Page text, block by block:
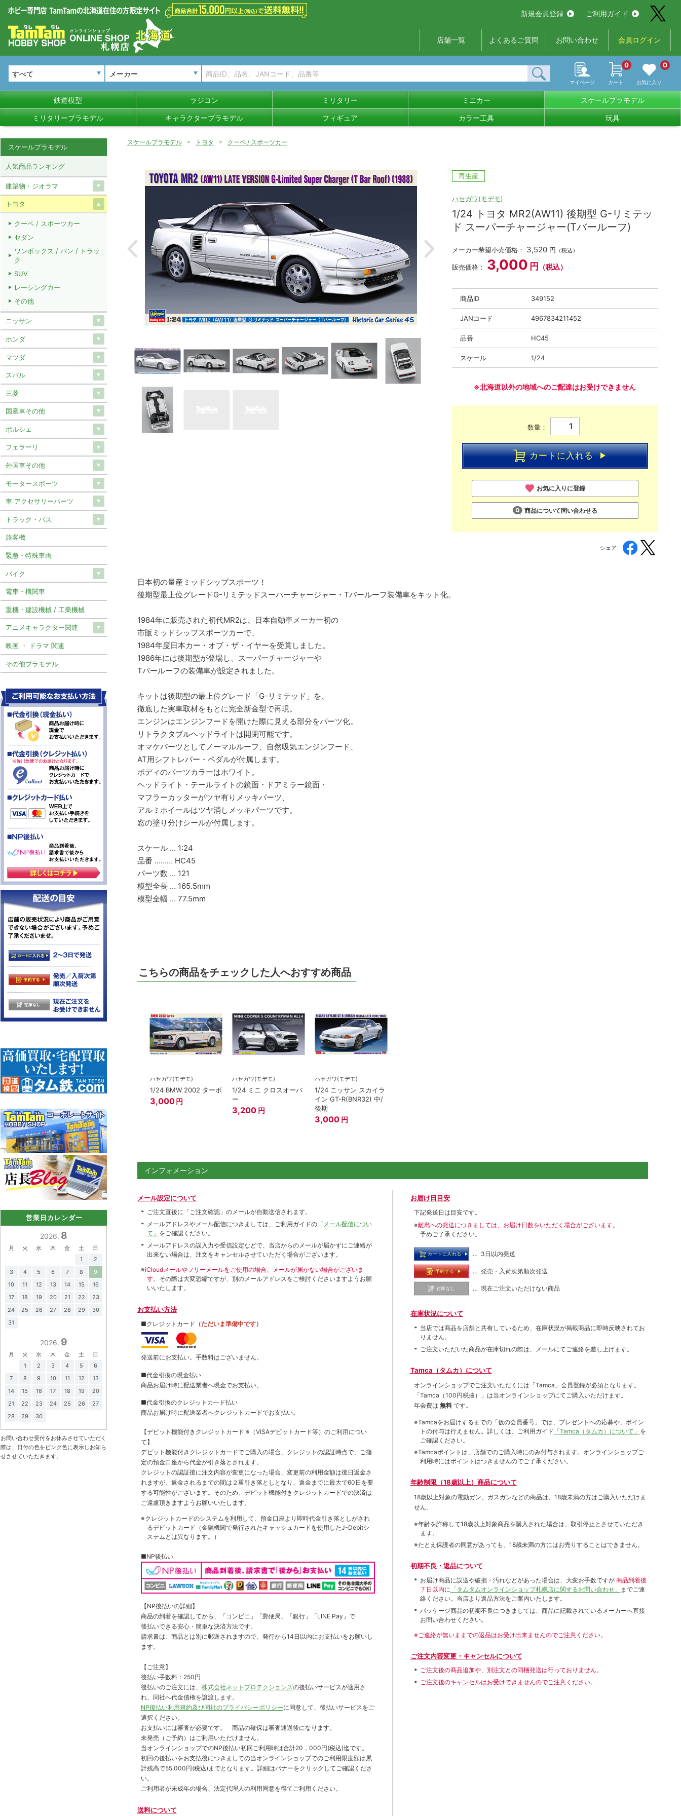
新規会員登録 ご利用ガイド
店舗一覧 よくあるご質問 お問い合わせ 会員ログイン
メーカー
マイページ カート
0
お気に入り
0
鉄道模型 ラジコン ミリタリー ミニカー スケールプラモデル
ミリタリープラモデル キャラクタープラモデル フィギュア カラー工具 玩具
スケールプラモデル トヨタ クーペ / スポーツカー
再生産
ハセガワ(モデモ)
1/24 トヨタ MR2(AW11) 後期型 G-リミテッ
ド スーパーチャージャー(Tバールーフ)
メーカー希望小売価格： 3,520 円 （税込）
販売価格： 3,000 円 （税込）
商品ID 349152
JANコード 4967834211452
品番 HC45
スケール 1/24
※北海道以外の地域へのご配達はお受けできません
数量：
カートに入れる
お気に入りに登録
商品について問い合わせる
シェア
日本初の量産ミッドシップスポーツ！
後期型最上位グレードG-リミテッドスーパーチャージャー・Tバールーフ装備車をキット化。
1984年に販売された初代MR2は、日本自動車メーカー初の
市販ミッドシップスポーツカーで、
1984年度日本カー・オブ・ザ・イヤーを受賞しました。
1986年には後期型が登場し、スーパーチャージャーや
Tバールーフの装備車が設定されました。
キットは後期型の最上位グレード「G-リミテッド」を、
徹底した実車取材をもとに完全新金型で再現。
エンジンはエンジンフードを開けた際に見える部分をパーツ化。
リトラクタブルヘッドライトは開閉可能です。
オマケパーツとしてノーマルルーフ、自然吸気エンジンフード、
AT用シフトレバー・ペダルが付属します。
ボディのパーツカラーはホワイト。
ヘッドライト・テールライトの鏡面・ドアミラー鏡面・
マフラーカッターがツヤ有りメッキパーツ、
アルミホイールはツヤ消しメッキパーツです。
窓の塗り分けシールが付属します。
スケール … 1:24
品番 ……… HC45
パーツ数 … 121
模型全長 … 165.5mm
模型全幅 … 77.5mm
こちらの商品をチェックした人へおすすめ商品
ハセガワ(モデモ)
1/24 BMW 2002 ターボ
3,000 円
ハセガワ(モデモ)
1/24 ミニ クロスオーバ
ー
3,200 円
ハセガワ(モデモ)
1/24 ニッサン スカイラ
イン GT-R(BNR32) 中/
後期
3,000 円
インフォメーション
メール設定について
ご注文直後に「ご注文確認」のメールが自動送信されます。
メールアドレスやメール配信につきましては、ご利用ガイドの「メール配信につい
て」 をご確認ください。
メールアドレスの誤入力や受信設定などで、当店からのメールが届かずにご連絡が
出来ない場合は、注文をキャンセルさせていただく場合がございます。
※iCloudメールやフリーメールをご使用の場合、メールが届かない場合がございま
す。 その際は大変恐縮ですが、別のメールアドレスをご検討くださいますようお願
いいたします。
お支払い方法
■クレジットカード （ただいま準備中です）
発送前にお支払い。手数料はございません。
■代金引換の現金払い
商品お届け時に配送業者へ現金でお支払い。
■代金引換のクレジットカ―ド払い
商品お届け時に配送業者へクレジットカードでお支払い。
【デビット機能付きクレジットカード ※（VISAデビットカード等） のご利用につい
て】
デビット機能付きクレジットカードでご購入の場合、クレジットの認証時点で、ご指
定の預金口座から代金が引き落とされます。
クレジットの認証後に注文内容が変更になった場合、変更前の利用金額は後日返金さ
れますが、返金されるまでの間は２重引き落としとなり、返金までに最大で60日を要
する可能性がございます。そのため、デビット機能付きクレジットカードでの決済は
ご遠慮頂きますようお願いいたします。
※クレジットカードのシステムを利用して、預金口座より即時代金引き落としがされ
るデビットカード（金融機関で発行されたキャッシュカードを使用したJ-Debitシ
ステムとは異なります。）
■NP後払い
【NP後払いの詳細】
商品の到着を確認してから、「コンビニ」「郵便局」「銀行」「LINE Pay」で
後払いできる安心・簡単な決済方法です。
請求書は、商品とは別に郵送されますので、発行から14日以内にお支払いをお願いし
ます。
【ご注意】
後払い手数料：250円
後払いのご注文には、 株式会社ネットプロテクションズの後払いサービスが適用さ
れ、同社へ代金債権を譲渡します。
NP後払い利用規約及び同社のプライバシーポリシーに同意して、後払いサービスをご
選択ください。
お支払いには審査が必要です。 商品の確保は審査通過後になります。
未発売（ご予約）はご利用いただけません。
当オンラインショップでのNP後払い初回ご利用時は合計20，000円(税込)迄です。
初回の後払いをお支払後につきましての当オンラインショップでのご利用限度額は累
計残高で55,000円(税込)までとなります。詳細はバナーをクリックしてご確認くださ
い。
ご利用者が未成年の場合、法定代理人の利用同意を得てご利用ください。
送料について
お届け日目安
下記発送日は目安です。
※離島への発送につきましては、お届け日数をいただく場合がございます。
予めご了承ください。
カートに入れる … 3日以内発送
予約する … 発売・入荷次第順次発送
在庫なし … 現在ご注文いただけない商品
在庫状況について
当店では商品を店舗と共有しているため、在庫状況が掲載商品に即時反映されてお
りません。
ご注文いただいた商品が在庫切れの際は、メールにてご連絡を差し上げます。
Tamca（タムカ）について
オンラインショップでご注⽂いただくには「Tamca」会員登録が必須となります。
「Tamca （100円税抜）
」は当オンラインショップにてご購⼊いただけます。
年会費は 無料 です。
※Tamcaをお届けするまでの「仮の会員番号」では、プレゼントへの応募や、ポイン
トの付与は⾏えません。詳しくは、ご利⽤ガイド 「Tamca（タムカ）について」 を
ご確認ください。
※Tamcaポイントは、店舗でのご購⼊時にのみ付与されます。オンラインショップご
利用時にはポイントはつきませんのでご了承ください。
年齢制限（18歳以上）商品について
18歳以上対象の電動ガン、ガスガンなどの商品は、18歳未満の方はご購入いただけま
せん。
※年齢を詐称して18歳以上対象商品を購入された場合は、取引停止とさせていただき
ます。
※たとえ保護者の同意があっても、18歳未満の方にはお売りすることはできません。
初期不良・返品について
お届け商品に誤送や破損・汚れなどがあった場合は、大変お手数ですが 商品到着後
７日以内に 「タムタムオンラインショップ札幌店に関するお問い合わせ」 までご連
絡ください。当店より返品方法をご案内いたします。
パッケージ商品の初期不良につきましては、商品に記載されているメーカーへ直接
お問い合わせください。
※ご連絡が無いままでの返品はお受け出来ませんのでご注意ください。
ご注文内容変更・キャンセルについて
ご注文後の商品追加や、別注文との同梱発送は行っておりません。
ご注文後のキャンセルはお受けできませんのでご注意ください。
スケールプラモデル
人気商品ランキング
建築物・ジオラマ
トヨタ
クーペ / スポーツカー
セダン
ワンボックス / バン / トラッ
ク
SUV
レーシングカー
その他
ニッサン
ホンダ
マツダ
スバル
三菱
国産車その他
ポルシェ
フェラーリ
外国車その他
モータースポーツ
車 アクセサリーパーツ
トラック・バス
旅客機
緊急・特殊車両
バイク
電車・機関車
重機・建設機械 / 工業機械
アニメキャラクター関連
映画 ・ ドラマ 関連
その他プラモデル
営業日カレンダー
2026. 8
月 火 水 木 金 土
日
1
2
3
4 5 6 7 8
9
10
11 12 13 14 15
16
17
18 19 20 21 22
23
24
25 26 27 28 29
30
31
2026. 9
月 火 水 木 金 土
日
1
2 3 4 5
6
7
8 9 10 11 12
13
14
15 16 17 18 19
20
21
22 23 24 25 26
27
28
29 30
お問い合わせ受付をお休みさせていただく
際は、日付の色をピンク色に表示しお知ら
せさせていただきます。